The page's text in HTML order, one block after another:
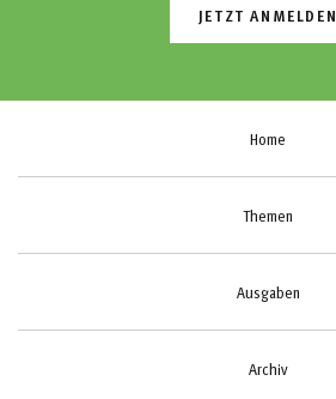
JETZT ANMELDEN
Home
Themen
Ausgaben
Archiv